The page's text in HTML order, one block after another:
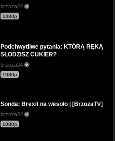
brzoza24
1080p
Podchwytliwe pytania: KTÓRĄ RĘKĄ
SŁODZISZ CUKIER?
brzoza24
1080p
Sonda: Brexit na wesoło | [BrzozaTV]
brzoza24
1080p